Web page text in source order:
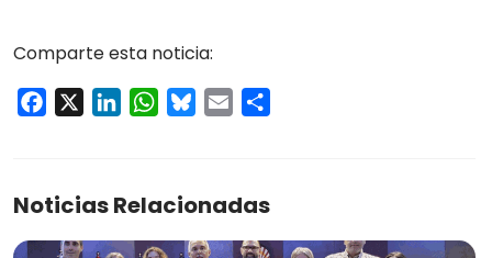
Comparte esta noticia:
Facebook LinkedInWhatsApp
Bluesky
Email
Noticias Relacionadas